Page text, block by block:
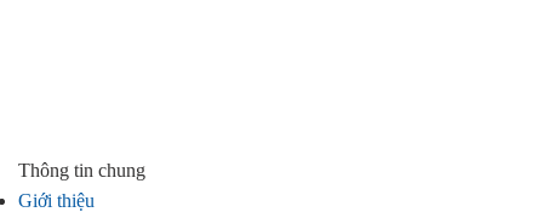
Thông tin chung
Giới thiệu